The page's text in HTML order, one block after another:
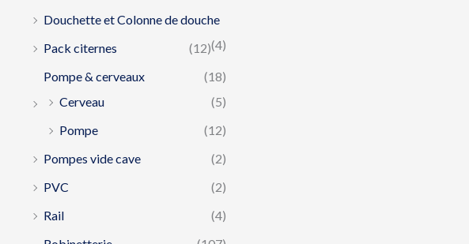
Douchette et Colonne de douche
(4)
Pack citernes
(12)
Pompe & cerveaux
(18)
Cerveau
(5)
Pompe
(12)
Pompes vide cave
(2)
PVC
(2)
Rail
(4)